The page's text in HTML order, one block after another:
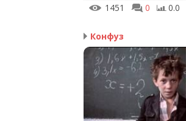
1451
0 0.0
Конфуз